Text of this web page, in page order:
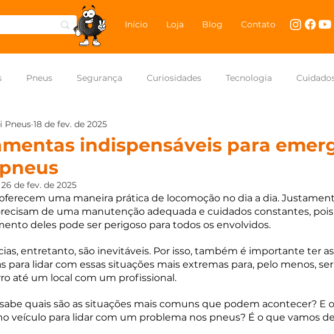
Início Loja Blog Contato
Pneus Segurança Curiosidades Tecnologia
moto NASCAR Brasil
indispensáveis para
Pneus 18 de fev. de 2025
26 de fev. de 2025
uma maneira prática de locomoção no dia a dia.
de uma manutenção adequada e cuidados constantes,
deles pode ser perigoso para todos os envolvidos.
entretanto, são inevitáveis. Por isso, também é importante ter
para lidar com essas situações mais extremas para, pelo menos,
até um local com um profissional.
quais são as situações mais comuns que podem acontecer? E
veículo para lidar com um problema nos pneus? É o que vamos